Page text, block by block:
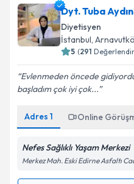
Dyt. Tuba Aydın
Diyetisyen
İstanbul,
5 (291
Evlenmeden öncede
başladım çok iyi çok...
Adres 1 Online
Nefes Sağlıklı Yaşam Merkezi
Merkez Mah. Eski Edirne Asfaltı